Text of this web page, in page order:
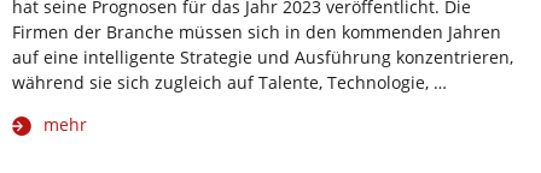
hat seine Prognosen für das Jahr 2023 veröffentlicht. Die
Firmen der Branche müssen sich in den kommenden Jahren
auf eine intelligente Strategie und Ausführung konzentrieren,
während sie sich zugleich auf Talente, Technologie, …
mehr